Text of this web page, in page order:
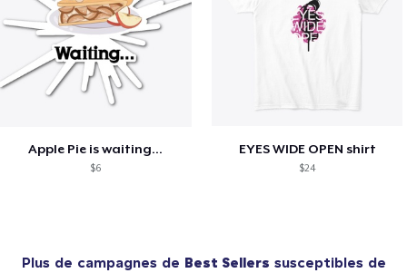
Apple Pie is waiting...
$6
EYES WIDE OPEN shirt
$24
Plus de campagnes de Best Sellers susceptibles de